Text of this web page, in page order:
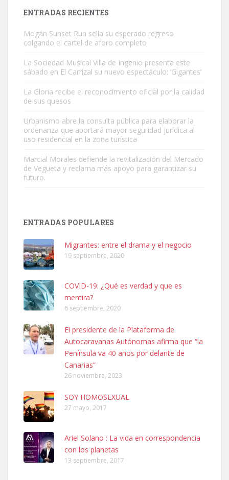
Este gato macho ha aparecido en la calle hace menos de un mes,
Leales.org » Gran Canaria | 9.7.2025
Leales.org » Gran Canaria
SHIBA PERDIDO AVDA JOSE MESA Y LOPEZ
PERRO MACHO RAZA SHIBA CON MICROCHIP PERDIDO HOY
06/07/2025 ZONA MESA Y LOPEZ. ES MUY ASUSTADIZO
Leales.org » Gran Canaria
6.7.2025
Ninfa perdida
El día 5 se los perdió una ninfa papillera, asustada tiene miedo a la
calle, se perdió por la zon...
ENTRADAS RECIENTES
Mogán Sunset Run sella su esperado regreso
colgando el cartel de aforo completo
La Sociedad Musical Villa de Ingenio presenta este
sábado en El Carrizal su nuevo espectáculo: ‘Gigantes’
La Gloria recibe el reconocimiento oficial por la calidad
de sus quesos
Urbanismo abre la consulta pública para elaborar la
ordenanza que aportará mayor seguridad jurídica al
uso residencial en la zona turística
Marcial Morales defiende la revitalización del Mercado
de Vegueta y reclama más apoyo para garantizar su
futuro.
ENTRADAS POPULARES
Migrantes: entre el drama y el negocio
19 septiembre, 2020
COVID-19: ¿Qué es verdad y que es
mentira?
6 septiembre, 2020
El presidente de la Plataforma de
Autocaravanas Autónomas afirma que “la
Península va 40 años por delante de
Canarias”
26 noviembre, 2023
SOY HOMOSEXUAL
27 mayo, 2017
Ariel Solano : La vida en correspondencia
con los planetas
13 septiembre, 2017